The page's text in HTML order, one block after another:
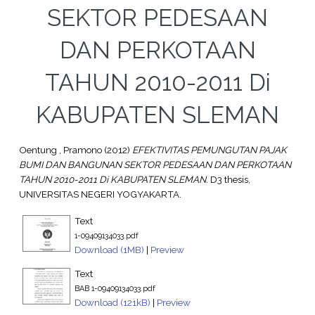
SEKTOR PEDESAAN
DAN PERKOTAAN
TAHUN 2010-2011 Di
KABUPATEN SLEMAN
Oentung , Pramono(2012) EFEKTIVITAS PEMUNGUTAN PAJAK
BUMI DAN BANGUNAN SEKTOR PEDESAAN DAN PERKOTAAN
TAHUN 2010-2011 Di KABUPATEN SLEMAN. D3 thesis,
UNIVERSITAS NEGERI YOGYAKARTA.
Text
1-09409134033.pdf
Download (1MB) | Preview
Text
BAB 1-09409134033.pdf
Download (121kB) | Preview